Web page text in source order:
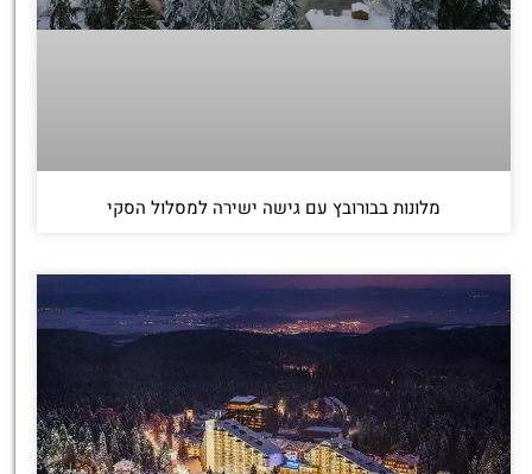
מלונות בבורובץ עם גישה ישירה למסלול הסקי